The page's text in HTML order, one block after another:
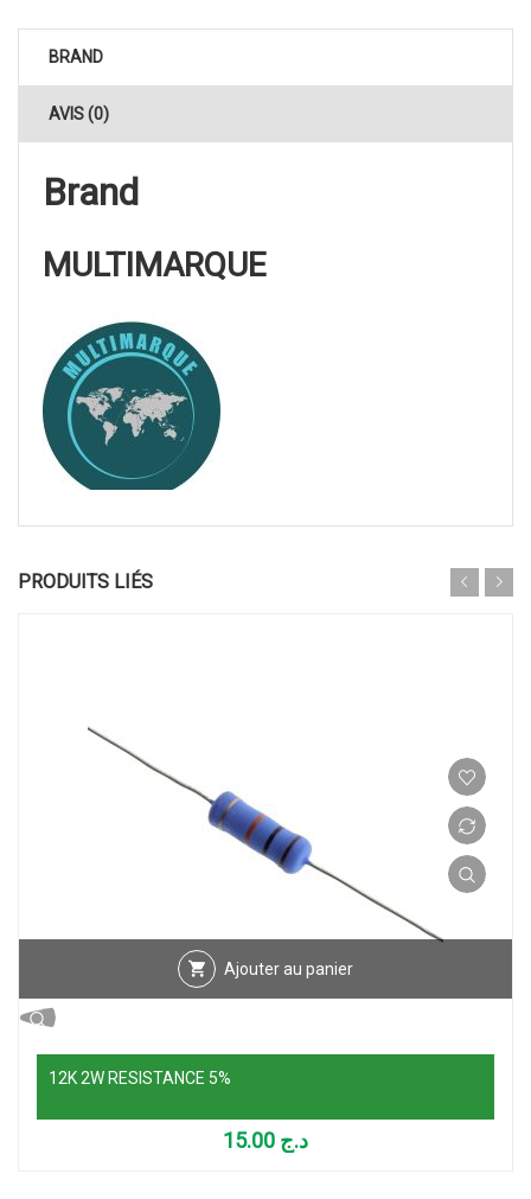
BRAND
AVIS (0)
Brand
MULTIMARQUE
PRODUITS LIÉS
Ajouter au panier
12K 2W RESISTANCE 5%
د.ج